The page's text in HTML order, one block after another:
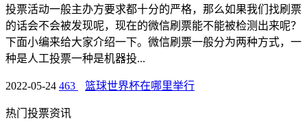
投票活动一般主办方要求都十分的严格，那么如果我们找刷票
的话会不会被发现呢，现在的微信刷票能不能被检测出来呢？
下面小编来给大家介绍一下。微信刷票一般分为两种方式，一
种是人工投票一种是机器投...
2022-05-24 463 篮球世界杯在哪里举行
热门投票资讯